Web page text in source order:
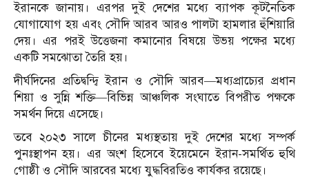
ইরানকে জানায়। এরপর দুই দেশের মধ্যে ব্যাপক কূটনৈতিক
যোগাযোগ হয় এবং সৌদি আরব আরও পালটা হামলার হুঁশিয়ারি
দেয়। এর পরই উত্তেজনা কমানোর বিষয়ে উভয় পক্ষের মধ্যে
একটি সমঝোতা তৈরি হয়।
দীর্ঘদিনের প্রতিদ্বন্দ্বি ইরান ও সৌদি আরব—মধ্যপ্রাচ্যের প্রধান
শিয়া ও সুন্নি শক্তি—বিভিন্ন আঞ্চলিক সংঘাতে বিপরীত পক্ষকে
সমর্থন দিয়ে এসেছে।
তবে ২০২৩ সালে চীনের মধ্যস্থতায় দুই দেশের মধ্যে সম্পর্ক
পুনঃস্থাপন হয়। এর অংশ হিসেবে ইয়েমেনে ইরান-সমর্থিত হুথি
গোষ্ঠী ও সৌদি আরবের মধ্যে যুদ্ধবিরতিও কার্যকর রয়েছে।